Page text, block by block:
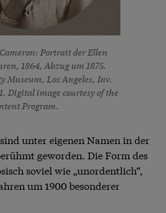
Portrait der Ellen
1864, Abzug um 1875.
Museum, Los Angeles, Inv.
Digital image courtesy of the
Program.
unter eigenen Namen in der
geworden. Die Form des
soviel wie „unordentlich“,
um 1900 besonderer